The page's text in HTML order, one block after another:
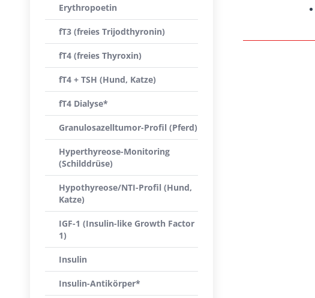
Erythropoetin
fT3 (freies Trijodthyronin)
fT4 (freies Thyroxin)
fT4 + TSH (Hund, Katze)
fT4 Dialyse*
Granulosazelltumor-Profil (Pferd)
Hyperthyreose-Monitoring
(Schilddrüse)
Hypothyreose/NTI-Profil (Hund,
Katze)
IGF-1 (Insulin-like Growth Factor
1)
Insulin
Insulin-Antikörper*